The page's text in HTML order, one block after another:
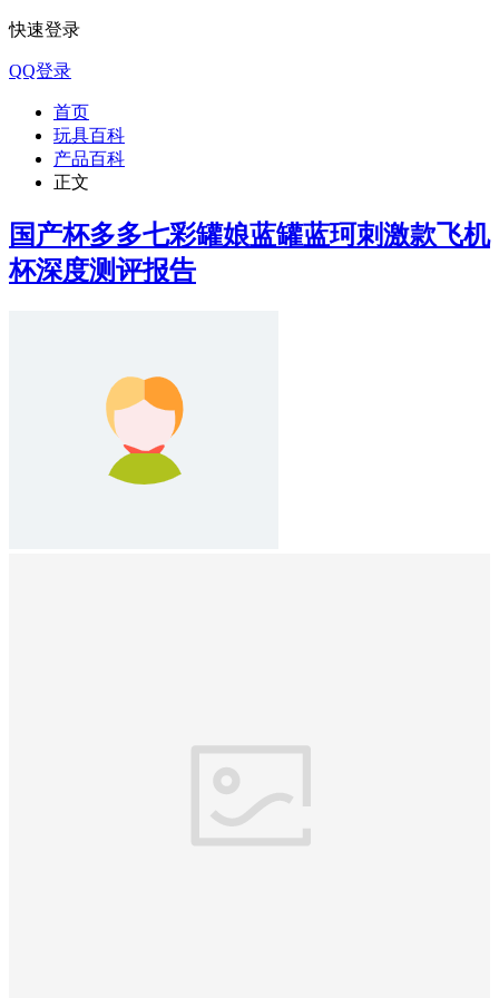
快速登录
QQ登录
首页
玩具百科
产品百科
正文
国产杯多多七彩罐娘蓝罐蓝珂刺激款飞机
杯深度测评报告